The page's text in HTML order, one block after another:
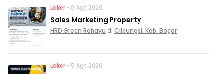
Loker • 6 Agt 2026
Sales Marketing Property
HRD Green Rahayu di Cileungsi, Kab. Bogor
Loker • 5 Agt 2026